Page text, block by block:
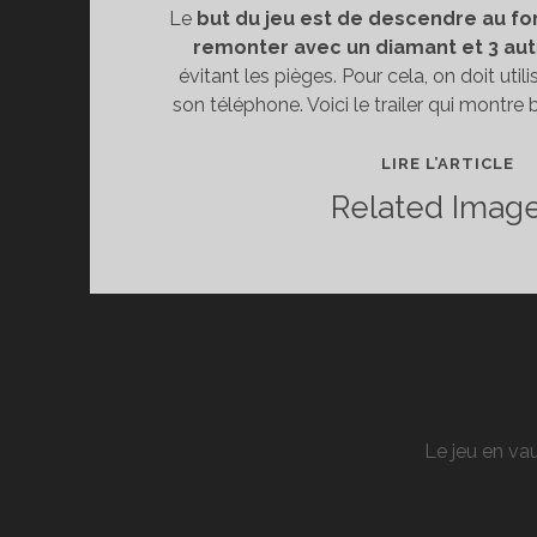
Le but du jeu est de descendre au
remonter avec un diamant et 3
évitant les pièges. Pour cela, on doit
son téléphone. Voici le trailer qui montre
LIRE L’ARTICLE
Related
Le jeu en